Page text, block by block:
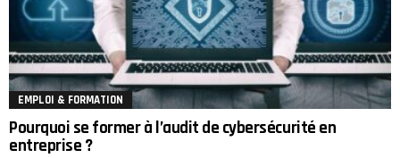
EMPLOI & FORMATION
Pourquoi se former à l’audit de cybersécurité en
entreprise ?